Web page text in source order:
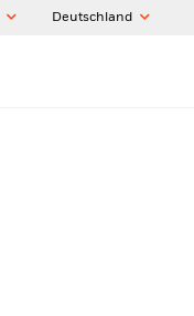
Deutschland